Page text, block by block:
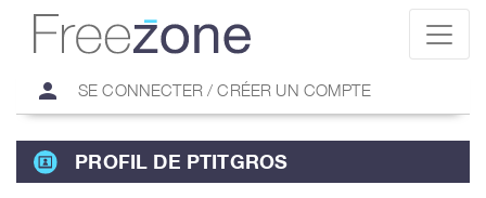
person SE CONNECTER / CRÉER UN COMPTE
PROFIL DE PTITGROS